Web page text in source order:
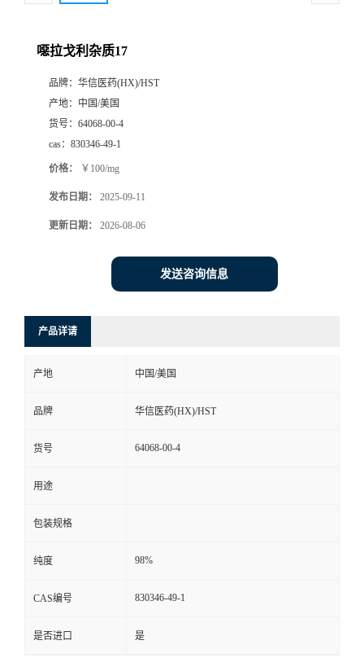
方
噁拉戈利杂质17
品牌： 华信医药(HX)/HST
产地： 中国/美国
货号： 64068-00-4
cas： 830346-49-1
价格： ￥100/mg
发布日期： 2025-09-11
更新日期： 2026-08-06
发送咨询信息
产品详请
产地 中国/美国
品牌 华信医药(HX)/HST
货号 64068-00-4
用途
包装规格
纯度 98%
CAS编号 830346-49-1
是否进口 是